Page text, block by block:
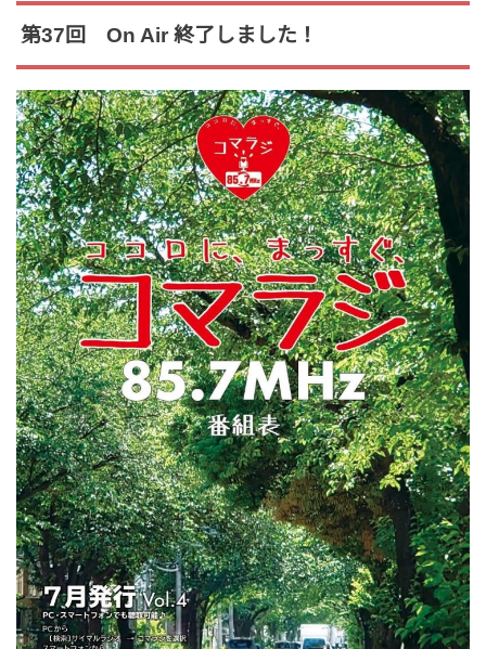
第37回 On Air 終了しました！